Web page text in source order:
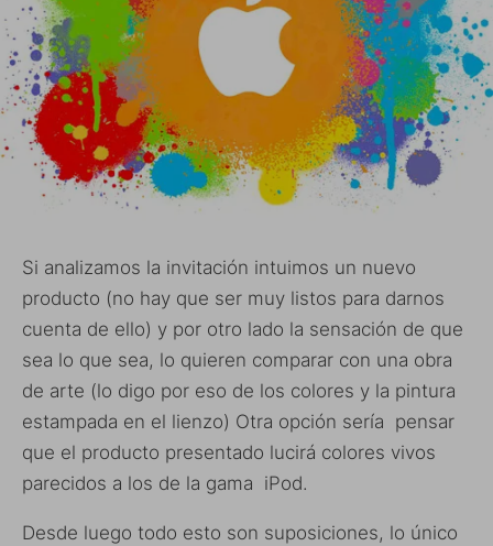
Si analizamos la invitación intuimos un nuevo
producto (no hay que ser muy listos para darnos
cuenta de ello) y por otro lado la sensación de que
sea lo que sea, lo quieren comparar con una obra
de arte (lo digo por eso de los colores y la pintura
estampada en el lienzo) Otra opción sería pensar
que el producto presentado lucirá colores vivos
parecidos a los de la gama iPod.
Desde luego todo esto son suposiciones, lo único